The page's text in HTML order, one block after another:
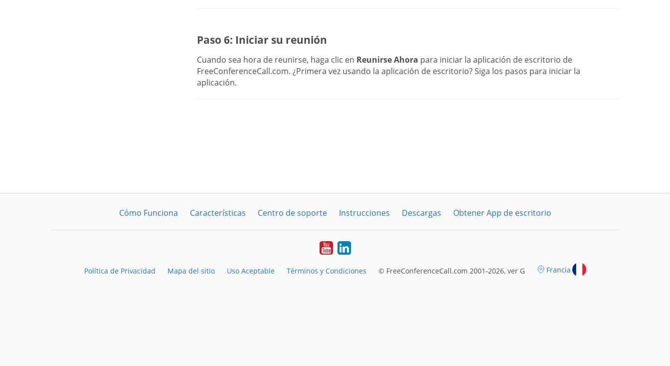
Paso 6: Iniciar su reunión
Cuando sea hora de reunirse, haga clic en Reunirse Ahora para iniciar la aplicación de escritorio de
FreeConferenceCall.com. ¿Primera vez usando la aplicación de escritorio? Siga los pasos para iniciar la
aplicación.
Cómo Funciona Características Centro de soporte Instrucciones Descargas Obtener App de escritorio
YouTubeLinkedIn
Política de Privacidad Mapa del sitio Uso Aceptable Términos y Condiciones © FreeConferenceCall.com 2001-2026, ver G Francia